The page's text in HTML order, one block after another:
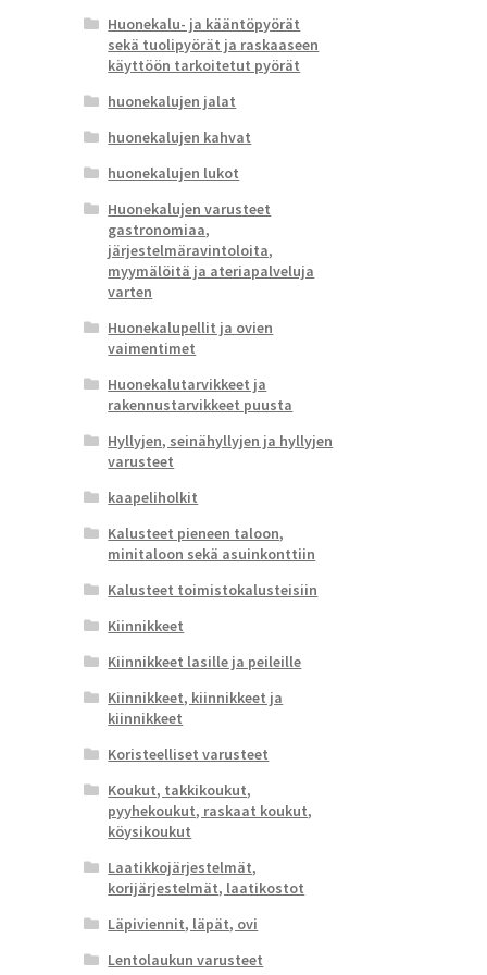
Huonekalu- ja kääntöpyörät
sekä tuolipyörät ja raskaaseen
käyttöön tarkoitetut pyörät
huonekalujen jalat
huonekalujen kahvat
huonekalujen lukot
Huonekalujen varusteet
gastronomiaa,
järjestelmäravintoloita,
myymälöitä ja ateriapalveluja
varten
Huonekalupellit ja ovien
vaimentimet
Huonekalutarvikkeet ja
rakennustarvikkeet puusta
Hyllyjen, seinähyllyjen ja hyllyjen
varusteet
kaapeliholkit
Kalusteet pieneen taloon,
minitaloon sekä asuinkonttiin
Kalusteet toimistokalusteisiin
Kiinnikkeet
Kiinnikkeet lasille ja peileille
Kiinnikkeet, kiinnikkeet ja
kiinnikkeet
Koristeelliset varusteet
Koukut, takkikoukut,
pyyhekoukut, raskaat koukut,
köysikoukut
Laatikkojärjestelmät,
korijärjestelmät, laatikostot
Läpiviennit, läpät, ovi
Lentolaukun varusteet